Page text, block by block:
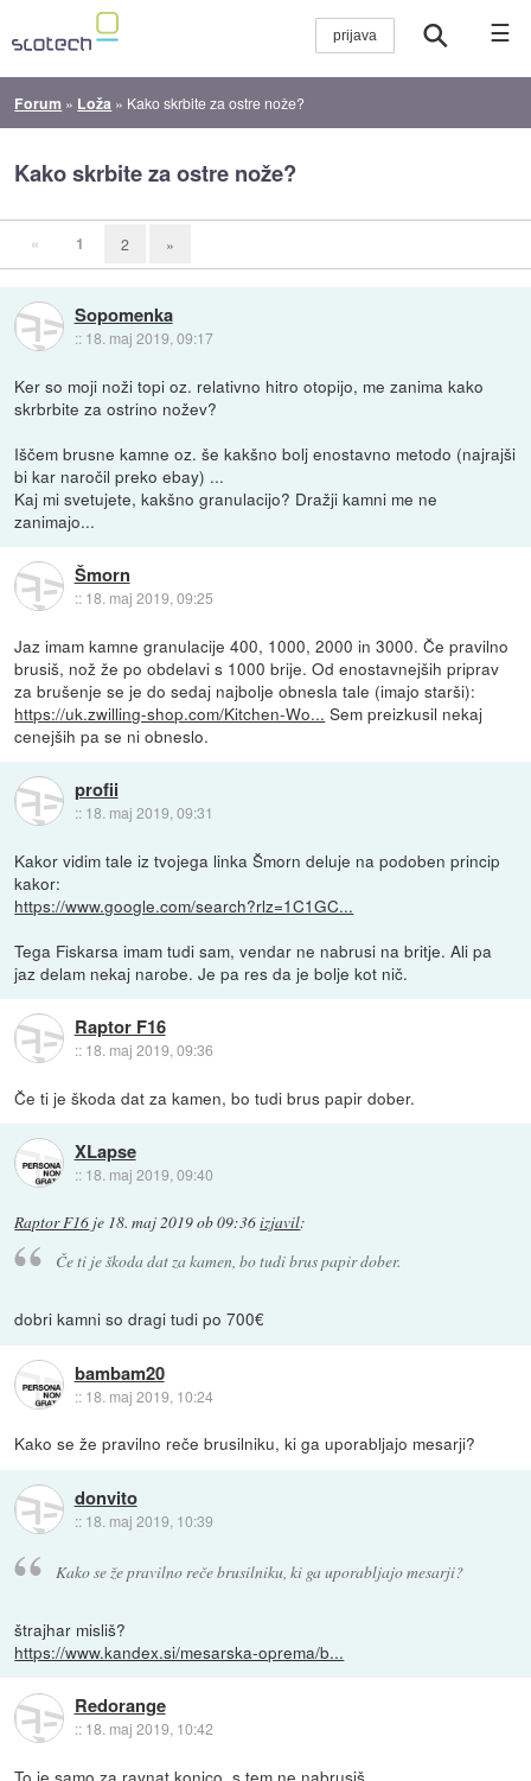
☰
Forum » Loža » Kako skrbite za ostre nože?
Kako skrbite za ostre nože?
« 1 2 »
Sopomenka
:: 18. maj 2019, 09:17
Ker so moji noži topi oz. relativno hitro otopijo, me zanima kako
skrbrbite za ostrino nožev?
Iščem brusne kamne oz. še kakšno bolj enostavno metodo (najrajši
bi kar naročil preko ebay) ...
Kaj mi svetujete, kakšno granulacijo? Dražji kamni me ne
zanimajo...
Šmorn
:: 18. maj 2019, 09:25
Jaz imam kamne granulacije 400, 1000, 2000 in 3000. Če pravilno
brusiš, nož že po obdelavi s 1000 brije. Od enostavnejših priprav
za brušenje se je do sedaj najbolje obnesla tale (imajo starši):
https://uk.zwilling-shop.com/Kitchen-Wo... Sem preizkusil nekaj
cenejših pa se ni obneslo.
profii
:: 18. maj 2019, 09:31
Kakor vidim tale iz tvojega linka Šmorn deluje na podoben princip
kakor:
https://www.google.com/search?rlz=1C1GC...
Tega Fiskarsa imam tudi sam, vendar ne nabrusi na britje. Ali pa
jaz delam nekaj narobe. Je pa res da je bolje kot nič.
Raptor F16
:: 18. maj 2019, 09:36
Če ti je škoda dat za kamen, bo tudi brus papir dober.
XLapse
:: 18. maj 2019, 09:40
Raptor F16 je 18. maj 2019 ob 09:36izjavil:
Če ti je škoda dat za kamen, bo tudi brus papir dober.
dobri kamni so dragi tudi po 700€
bambam20
:: 18. maj 2019, 10:24
Kako se že pravilno reče brusilniku, ki ga uporabljajo mesarji?
donvito
:: 18. maj 2019, 10:39
Kako se že pravilno reče brusilniku, ki ga uporabljajo mesarji?
štrajhar misliš?
https://www.kandex.si/mesarska-oprema/b...
Redorange
:: 18. maj 2019, 10:42